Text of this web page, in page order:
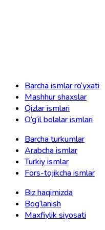
Barcha ismlar ro‘yxati
Mashhur shaxslar
Qizlar ismlari
O‘g‘il bolalar ismlari
Barcha turkumlar
Arabcha ismlar
Turkiy ismlar
Fors-tojikcha ismlar
Biz haqimizda
Bog‘lanish
Maxfiylik siyosati